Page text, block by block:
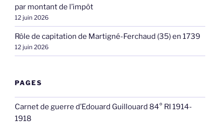
par montant de l’impôt
12 juin 2026
Rôle de capitation de Martigné-Ferchaud (35) en 1739
12 juin 2026
PAGES
Carnet de guerre d’Edouard Guillouard 84° RI 1914-
1918